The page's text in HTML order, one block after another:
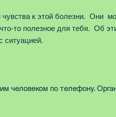
к этой болезни. Они
то полезное для тебя. Об
ситуацией.
человеком по телефону.